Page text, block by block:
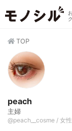
TOP
peach
主婦
@peach__cosme / 女性